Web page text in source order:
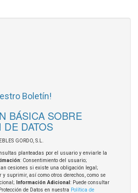
Boletín!
BÁSICA SOBRE
DATOS
GORDO, S.L.
planteadas por el usuario y enviarle la
: Consentimiento del usuario;
cesiones si existe una obligación legal;
y suprimir, así como otros derechos, como se
Información Adicional : Puede consultar
de Datos en nuestra Política de